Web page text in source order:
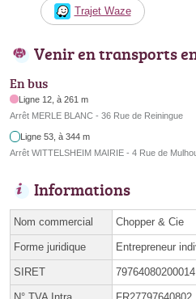
Trajet Waze
Venir en transports
En bus
Ligne 12, à 261 m
Arrêt MERLE BLANC - 36 Rue de Reiningue
Ligne 53, à 344 m
Arrêt WITTELSHEIM MAIRIE - 4 Rue de
Informations
Nom commercial Chopper & Cie
Forme juridique Entrepreneur
SIRET 79764080200014